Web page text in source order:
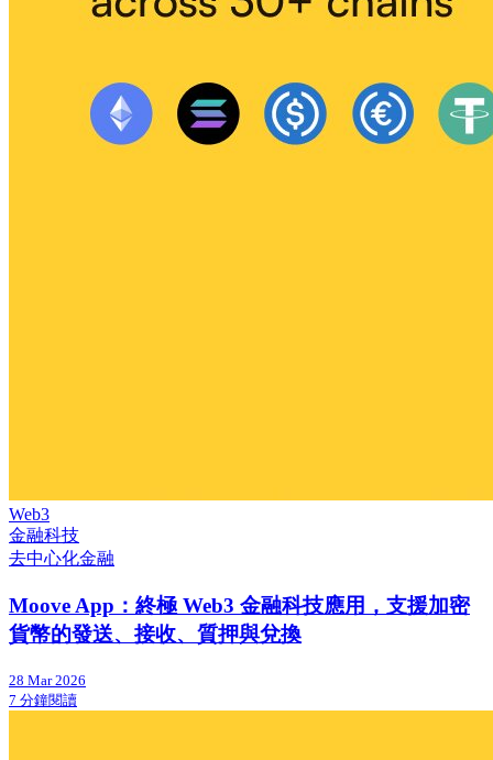
Web3
金融科技
去中心化金融
Moove App：終極 Web3 金融科技應用，支援加密
貨幣的發送、接收、質押與兌換
28 Mar 2026
7 分鐘閱讀